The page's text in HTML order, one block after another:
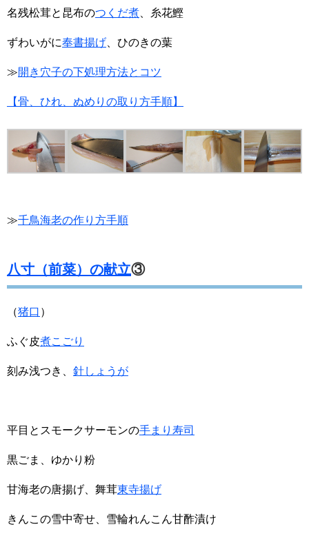
名残松茸と昆布のつくだ煮 、糸花鰹
ずわいがに奉書揚げ 、ひのきの葉
≫開き穴子の下処理方法とコツ
【骨、ひれ、ぬめりの取り方手順】
≫千鳥海老の作り方手順
八寸（前菜）の献立③
（猪口 ）
ふぐ皮煮こごり
刻み浅つき、 針しょうが
平目とスモークサーモンの手まり寿司
黒ごま、ゆかり粉
甘海老の唐揚げ、舞茸東寺揚げ
きんこの雪中寄せ、雪輪れんこん甘酢漬け